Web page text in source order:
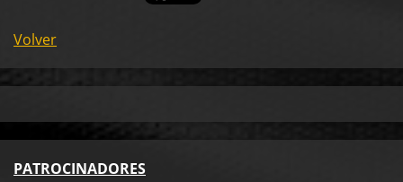
Volver
PATROCINADORES